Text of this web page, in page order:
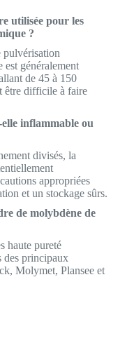
utilisée pour les
?
pulvérisation
généralement
de 45 à 150
être difficile à faire
inflammable ou
divisés, la
appropriées
et un stockage sûrs.
de molybdène de
haute pureté
des principaux
Molymet, Plansee et